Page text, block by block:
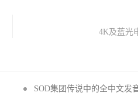
4K及蓝光
SOD集团传说中的全中文发